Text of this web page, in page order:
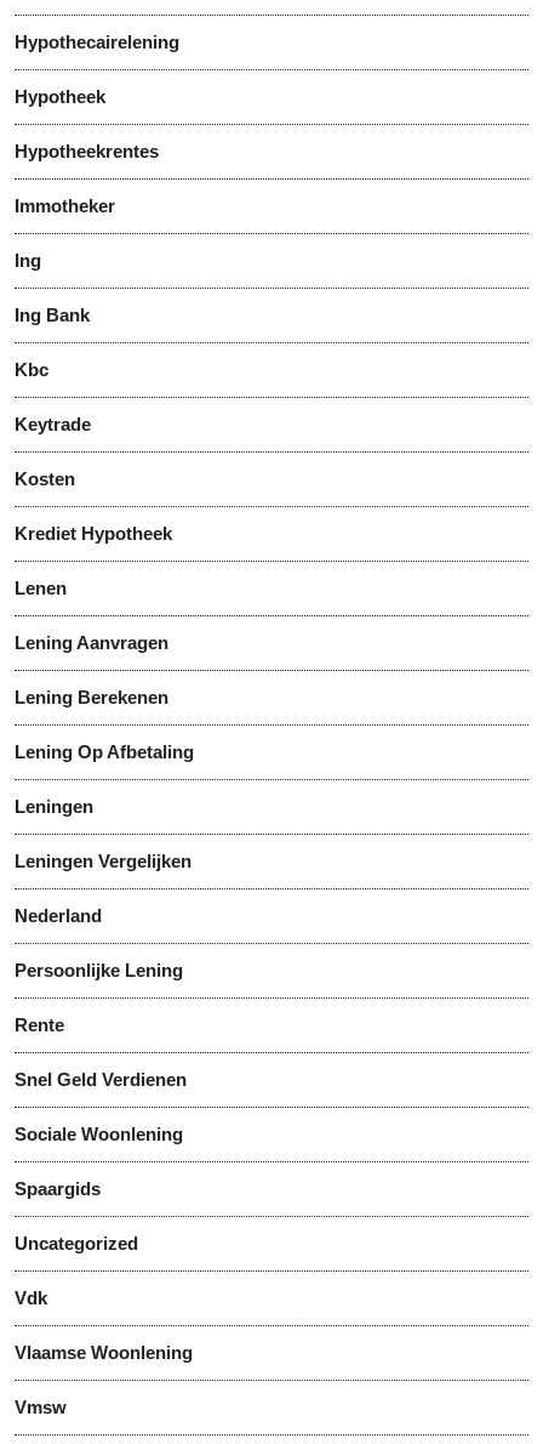
Hypothecairelening
Hypotheek
Hypotheekrentes
Immotheker
Ing
Ing Bank
Kbc
Keytrade
Kosten
Krediet Hypotheek
Lenen
Lening Aanvragen
Lening Berekenen
Lening Op Afbetaling
Leningen
Leningen Vergelijken
Nederland
Persoonlijke Lening
Rente
Snel Geld Verdienen
Sociale Woonlening
Spaargids
Uncategorized
Vdk
Vlaamse Woonlening
Vmsw